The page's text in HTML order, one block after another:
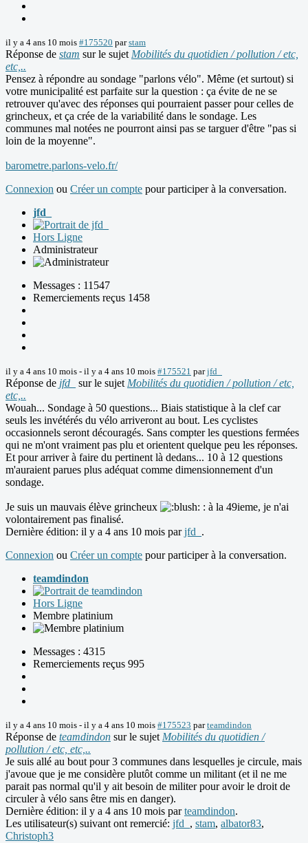
il y a 4 ans 10 mois #175520 parstam
Réponse de stam sur le sujet Mobilités du quotidien / pollution / etc,
etc,..
Pensez à répondre au sondage "parlons vélo". Même (et surtout) si
votre municipalité est parfaite sur la question : ça évite de ne se
retrouver qu'avec des réponses qui pourraient passer pour celles de
grincheux, et ça crée de la variabilité dans le sondage. Les
communes mal notées ne pourront ainsi pas se targuer d'être "pas si
loin de la moyenne".
barometre.parlons-velo.fr/
Connexion ou Créer un compte pour participer à la conversation.
jfd_
Hors Ligne
Administrateur
Messages : 11547
Remerciements reçus 1458
il y a 4 ans 10 mois - il y a 4 ans 10 mois #175521 parjfd_
Réponse de jfd_ sur le sujet Mobilités du quotidien / pollution / etc,
etc,..
Wouah... Sondage à 50 questions... Biais statistique à la clef car
seuls les invétérés du vélo arriveront au bout. Les cyclistes
occasionnels seront découragés. Sans compter les questions fermées
qui ne m'ont vraiment pas plu et orientent quelque peu les réponses.
Et pour arriver à faire du pertinent là dedans... 10 à 12 questions
m'auraient parues plus adéquat comme dimensionnement d'un
sondage.
Je suis un mauvais élève grincheux
: à la 49ieme, je n'ai
volontairement pas finalisé.
Dernière édition: il y a 4 ans 10 mois parjfd_ .
Connexion ou Créer un compte pour participer à la conversation.
teamdindon
Hors Ligne
Membre platinium
Messages : 4315
Remerciements reçus 995
il y a 4 ans 10 mois - il y a 4 ans 10 mois #175523 parteamdindon
Réponse de teamdindon sur le sujet Mobilités du quotidien /
pollution / etc, etc,..
Je suis allé au bout pour 3 communes dans lesquelles je circule, mais
j'avoue que je me considère plutôt comme un militant (et il ne me
parait pas normal qu'il y ait besoin de militer pour avoir le droit de
circuler à vélo sans être mis en danger).
Dernière édition: il y a 4 ans 10 mois parteamdindon.
Les utilisateur(s) suivant ont remercié: jfd_ , stam, albator83,
Christoph3